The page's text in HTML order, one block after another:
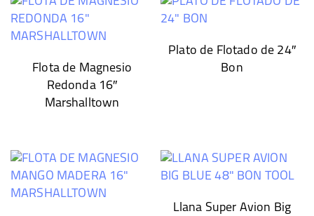
Flota de Magnesio
Redonda 16″
Marshalltown
Plato de Flotado de 24″
Bon
Llana Super Avion Big